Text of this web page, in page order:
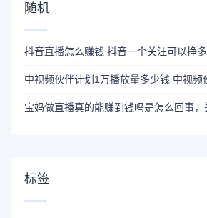
随机
抖音直播怎么赚钱 抖音一个关注可以挣
宝妈做直播真的能赚到钱吗是怎么回事，
标签